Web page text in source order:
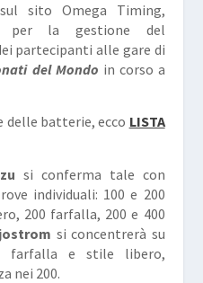
sito Omega Timing,
per la gestione del
partecipanti alle gare di
del Mondo in corso a
delle batterie, ecco LISTA
si conferma tale con
individuali: 100 e 200
200 farfalla, 200 e 400
si concentrerà su
farfalla e stile libero,
nei 200.